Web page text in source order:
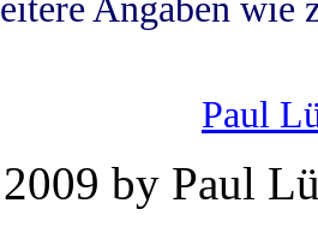
Angaben wie
Paul
by Paul